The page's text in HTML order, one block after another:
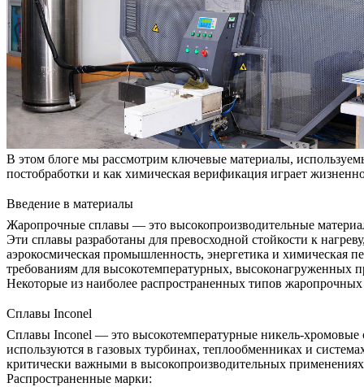
В этом блоге мы рассмотрим ключевые материалы,
постобработки и как химическая верификация играет
Введение в материалы
Жаропрочные сплавы — это высокопроизводительные
Эти сплавы разработаны для превосходной стойкости к
аэрокосмическая промышленность, энергетика и химическая
требованиям для высокотемпературных, высоконагруженных
Некоторые из наиболее распространенных типов
Сплавы Inconel
Сплавы Inconel — это высокотемпературные никель-
используются в газовых турбинах, теплообменниках и
критически важными в высокопроизводительных
Распространенные марки: